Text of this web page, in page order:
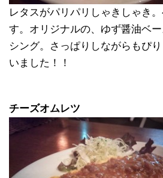
レタスがパリパリしゃきしゃき
す。オリジナルの、ゆず醤油ベ
シング。さっぱりしながらもぴ
いました！！
チーズオムレツ